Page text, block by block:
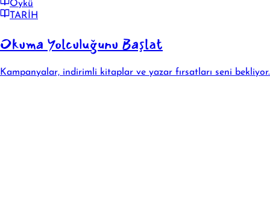
Öykü
TARİH
Okuma Yolculuğunu Başlat
Kampanyalar, indirimli kitaplar ve yazar fırsatları seni bekliyor.